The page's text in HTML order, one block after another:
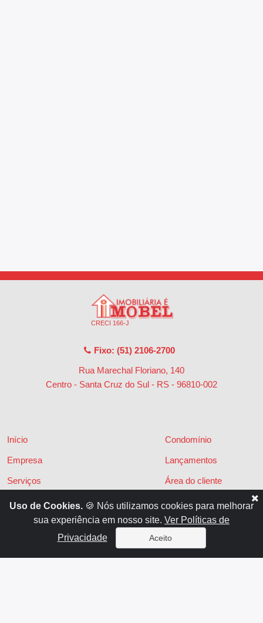
CRECI 166-J
Fixo: (51) 2106-2700
Rua Marechal Floriano, 140
Centro - Santa Cruz do Sul - RS - 96810-002
Início
Empresa
Serviços
Financiamentos
Locações
Condomínio
Lançamentos
Área do cliente
Políticas de privacidade
Contato
Uso de Cookies. 🍪 Nós utilizamos cookies para melhorar
sua experiência em nosso site. Ver Políticas de
Privacidade
Aceito